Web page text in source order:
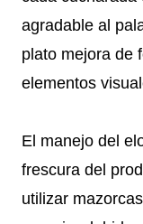
agradable al
plato mejora de
elementos
El manejo del
frescura del
utilizar